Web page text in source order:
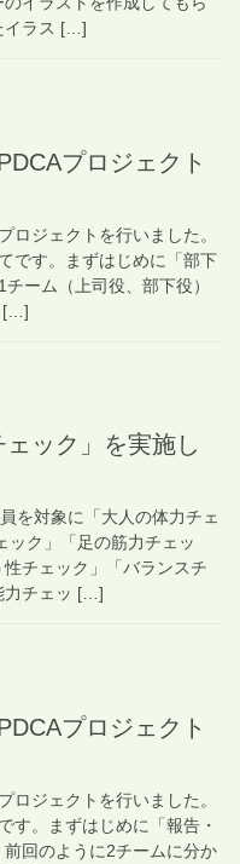
イラス […]
プロジェクト
ロジェクトを行いました。
です。まずはじめに「部下
ーム（上司役、部下役）
[…]
ェック」を実施し
を対象に「大人の体力チェ
ック」「足の筋力チェッ
チェック」「バランスチ
力チェッ […]
プロジェクト
ロジェクトを行いました。
す。まずはじめに「報告・
回のように2チームに分か